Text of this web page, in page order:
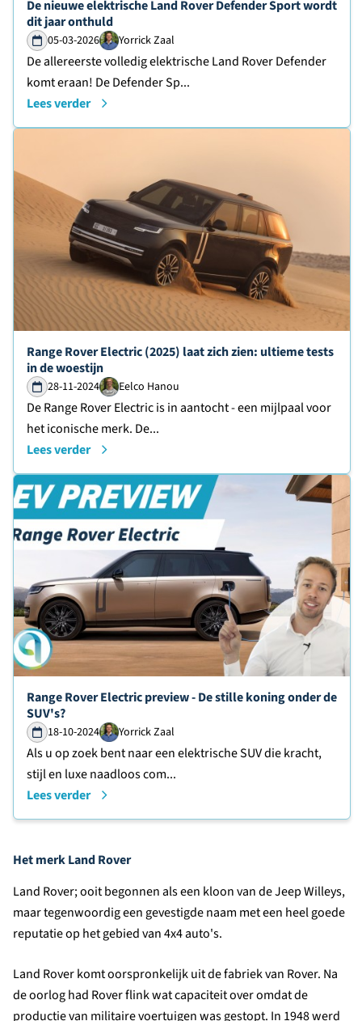
Lees verder over
De nieuwe elektrische Land Rover Defender Sport wordt
dit jaar onthuld
05-03-2026 Yorrick Zaal
De allereerste volledig elektrische Land Rover Defender
komt eraan! De Defender Sp...
Lees verder
Lees verder over
Range Rover Electric (2025) laat zich zien: ultieme tests
in de woestijn
28-11-2024 Eelco Hanou
De Range Rover Electric is in aantocht - een mijlpaal voor
het iconische merk. De...
Lees verder
Lees verder over
Range Rover Electric preview - De stille koning onder de
SUV's?
18-10-2024 Yorrick Zaal
Als u op zoek bent naar een elektrische SUV die kracht,
stijl en luxe naadloos com...
Lees verder
Het merk Land Rover
Land Rover; ooit begonnen als een kloon van de Jeep Willeys,
maar tegenwoordig een gevestigde naam met een heel goede
reputatie op het gebied van 4x4 auto's.
Land Rover komt oorspronkelijk uit de fabriek van Rover. Na
de oorlog had Rover flink wat capaciteit over omdat de
productie van militaire voertuigen was gestopt. In 1948 werd